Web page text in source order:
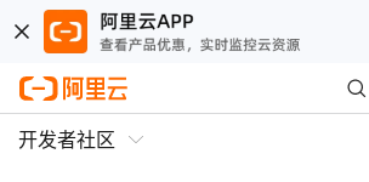
开发者社区